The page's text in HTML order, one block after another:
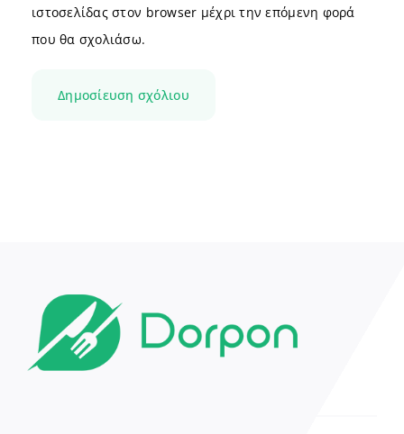
ιστοσελίδας στον browser μέχρι την επόμενη φορά
που θα σχολιάσω.